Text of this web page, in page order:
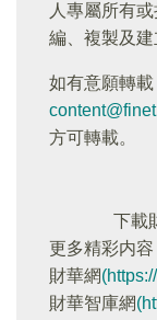
人專屬所有
編、複製及建
如有意願轉
方可轉載。
下載
更多精彩内容
財華網
財華智庫網